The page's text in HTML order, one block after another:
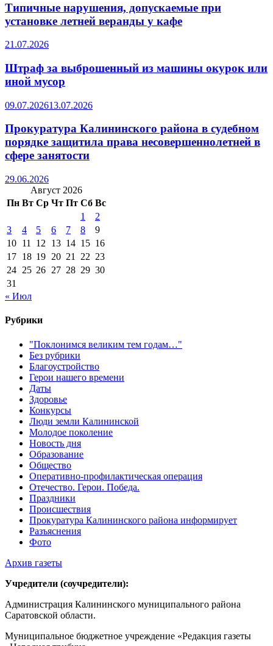
Типичные нарушения, допускаемые при
установке летней веранды у кафе
21.07.2026
Штраф за выброшенный из машины окурок или
иной мусор
09.07.202613.07.2026
Прокуратура Калининского района в судебном
порядке защитила права несовершеннолетней в
сфере занятости
29.06.2026
Август 2026
Пн Вт Ср Чт Пт Сб Вс
1
2
3
4 5 6 7 8
9
10 11 12 13 14 15 16
17 18 19 20 21 22 23
24 25 26 27 28 29 30
31
« Июл
Рубрики
"Поклонимся великим тем годам…"
Без рубрики
Благоустройство
Герои нашего времени
Даты
Здоровье
Конкурсы
Люди земли Калининской
Молодое поколение
Новость дня
Образование
Общество
Оперативно-профилактическая операция
Отечество. Герои. Победа.
Праздники
Происшествия
Прокуратура Калининского района информирует
Разъяснения
Фото
Архив газеты
Учредители (соучредители):
Администрация Калининского муниципального района
Саратовской области.
Муниципальное бюджетное учреждение «Редакция газеты